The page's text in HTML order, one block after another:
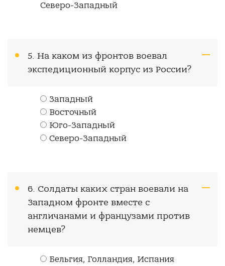
Северо-Западный
5. На каком из фронтов воевал
экспедиционный корпус из России?
Западный
Восточный
Юго-Западный
Северо-Западный
6. Солдаты каких стран воевали на
Западном фронте вместе с
англичанами и французами против
немцев?
Бельгия, Голландия, Испания